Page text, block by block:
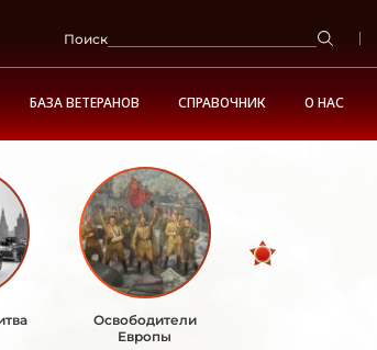
Поиск
БАЗА ВЕТЕРАНОВ СПРАВОЧНИК О НАС
Освободители
Европы